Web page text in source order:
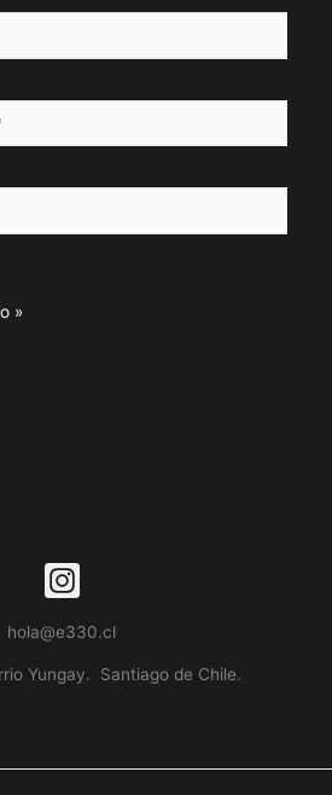
hola@e330.cl
Yungay. Santiago de Chile.